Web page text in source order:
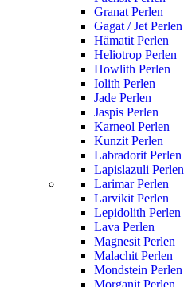
Granat Perlen
Gagat / Jet Perlen
Hämatit Perlen
Heliotrop Perlen
Howlith Perlen
Iolith Perlen
Jade Perlen
Jaspis Perlen
Karneol Perlen
Kunzit Perlen
Labradorit Perlen
Lapislazuli Perlen
Larimar Perlen
Larvikit Perlen
Lepidolith Perlen
Lava Perlen
Magnesit Perlen
Malachit Perlen
Mondstein Perlen
Morganit Perlen